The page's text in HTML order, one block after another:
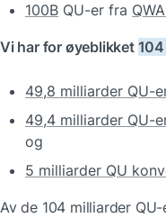
100B QU-er fra
Vi har for øyeblikket
49,8 milliarder QU-
49,4 milliarder QU-
og
5 milliarder QU
Av de 104 milliarder